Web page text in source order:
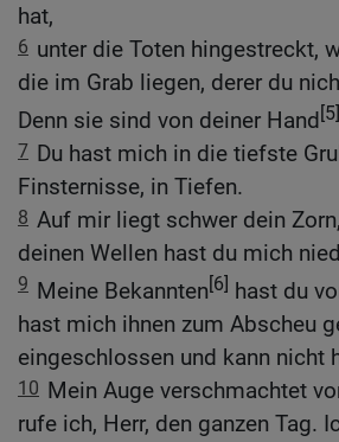
hat,
6 unter die Toten hingestreckt,
die im Grab liegen, derer du
Denn sie sind von deiner Hand[5]
7 Du hast mich in die tiefste
Finsternisse, in Tiefen.
8 Auf mir liegt schwer dein
deinen Wellen hast du mich
9 Meine Bekannten[6] hast du
hast mich ihnen zum Abscheu
eingeschlossen und kann nicht
10 Mein Auge verschmachtet
rufe ich, Herr, den ganzen Tag.